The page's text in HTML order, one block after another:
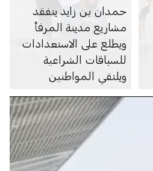
حمدان بن زايد يتفقد
مشاريع مدينة المرفأ
ويطلع على الاستعدادات
للسباقات الشراعية
ويلتقي المواطنين